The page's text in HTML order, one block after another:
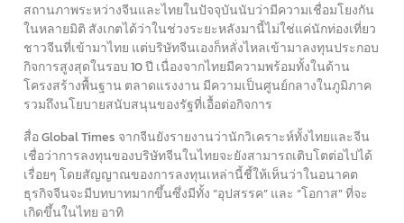
สถานภาพระหว่างจีนและไทยในปัจจุบันนับว่ามีความเชื่อมโยงกัน
ในหลายมิติ สังเกตได้ว่าในช่วงระยะหลังมานี้ไม่ใช่แค่นักท่องเที่ยว
ชาวจีนที่เข้ามาไทย แต่บริษัทจีนเองก็หลั่งไหลเข้ามาลงทุนประกอบ
กิจการสูงสุดในรอบ 10 ปี เนื่องจากไทยมีความพร้อมทั้งในด้าน
โครงสร้างพื้นฐาน ตลาดแรงงาน มีความเป็นศูนย์กลางในภูมิภาค
รวมถึงนโยบายสนับสนุนของรัฐที่เอื้อต่อกิจการ
สื่อ Global Times จากจีนยังรายงานว่านักวิเคราะห์ทั้งไทยและจีน
เชื่อว่าการลงทุนของบริษัทจีนในไทยจะยังสามารถเติบโตต่อไปได้
เรื่อยๆโดยสัญญาณของการลงทุนเหล่านี้ชี้ให้เห็นว่าในอนาคต
ธุรกิจจีนจะมีบทบาทมากขึ้นซึ่งมีทั้ง “อุปสรรค” และ “โอกาส” ที่จะ
เกิดขึ้นในไทย อาทิ